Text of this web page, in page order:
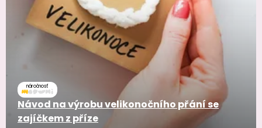
náročnosť
Návod na výrobu velikonočního přání se
zajíčkem z příze